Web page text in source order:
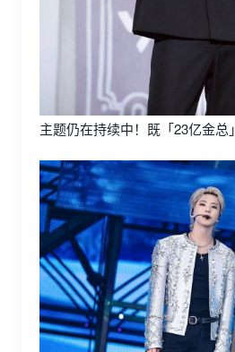
主题仍在持续中！既「23亿金总」